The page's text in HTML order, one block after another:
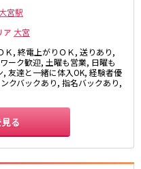
大宮駅
ア 大宮
Ｋ, 終電上がりＯＫ, 送りあり,
ーク歓迎, 土曜も営業, 日曜も
友達と一緒に体入OK, 経験者優
クバックあり, 指名バックあり,
る
・大久保
・石神井公園
駅
駅
駅